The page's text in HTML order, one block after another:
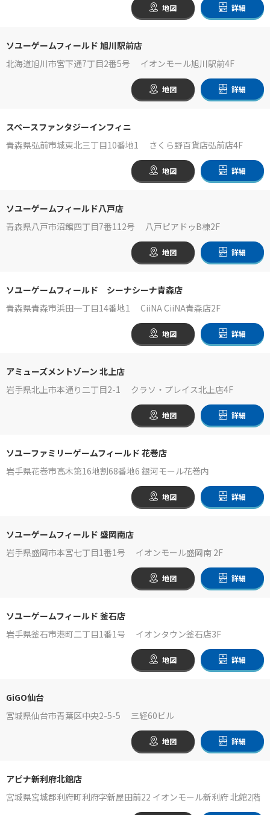
地図 詳細
ソユーゲームフィールド 旭川駅前店
北海道旭川市宮下通7丁目2番5号 イオンモール旭川駅前4F
地図 詳細
スペースファンタジーインフィニ
青森県弘前市城東北三丁目10番地1 さくら野百貨店弘前店4F
地図 詳細
ソユーゲームフィールド八戸店
青森県八戸市沼館四丁目7番112号 八戸ピアドゥB棟2F
地図 詳細
ソユーゲームフィールド シーナシーナ青森店
青森県青森市浜田一丁目14番地1 CiiNA CiiNA青森店2F
地図 詳細
アミューズメントゾーン 北上店
岩手県北上市本通り二丁目2-1 クラソ・プレイス北上店4F
地図 詳細
ソユーファミリーゲームフィールド 花巻店
岩手県花巻市高木第16地割68番地6 銀河モール花巻内
地図 詳細
ソユーゲームフィールド 盛岡南店
岩手県盛岡市本宮七丁目1番1号 イオンモール盛岡南 2F
地図 詳細
ソユーゲームフィールド 釜石店
岩手県釜石市港町二丁目1番1号 イオンタウン釜石店3F
地図 詳細
GiGO仙台
宮城県仙台市青葉区中央2-5-5 三経60ビル
地図 詳細
アピナ新利府北館店
宮城県宮城郡利府町利府字新屋田前22 イオンモール新利府 北館2階